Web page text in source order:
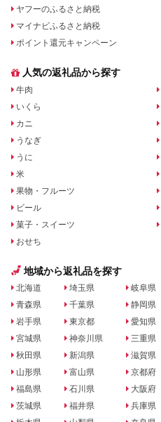
ヤフーのふるさと納税
マイナビふるさと納税
ポイント還元キャンペーン
人気の返礼品から探す
牛肉
いくら
カニ
うなぎ
うに
米
果物・フルーツ
ビール
菓子・スイーツ
おせち
地域から返礼品を探す
北海道
青森県
岩手県
宮城県
秋田県
山形県
福島県
茨城県
埼玉県
千葉県
東京都
神奈川県
新潟県
富山県
石川県
福井県
岐阜県
静岡県
愛知県
三重県
滋賀県
京都府
大阪府
兵庫県